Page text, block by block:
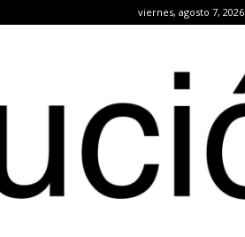
viernes, agosto 7, 2026